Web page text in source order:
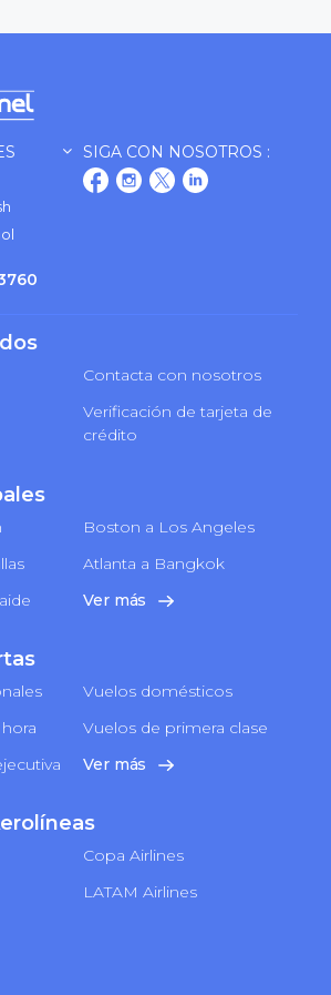
SIGA CON NOSOTROS :
Contacta con nosotros
Verificación de tarjeta de
crédito
Boston a Los Angeles
Atlanta a Bangkok
Ver más
Vuelos domésticos
Vuelos de primera clase
Ver más
Copa Airlines
LATAM Airlines